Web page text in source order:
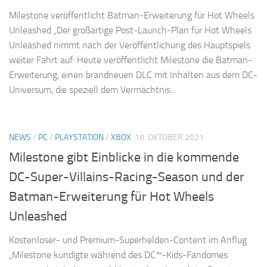
Milestone veröffentlicht Batman-Erweiterung für Hot Wheels
Unleashed „Der großartige Post-Launch-Plan für Hot Wheels
Unleashed nimmt nach der Veröffentlichung des Hauptspiels
weiter Fahrt auf: Heute veröffentlicht Milestone die Batman-
Erweiterung, einen brandneuen DLC mit Inhalten aus dem DC-
Universum, die speziell dem Vermächtnis...
NEWS / PC / PLAYSTATION/ XBOX 18. OKTOBER 2021
Milestone gibt Einblicke in die kommende
DC-Super-Villains-Racing-Season und der
Batman-Erweiterung für Hot Wheels
Unleashed
Kostenloser- und Premium-Superhelden-Content im Anflug
„Milestone kündigte während des DC™-Kids-Fandomes